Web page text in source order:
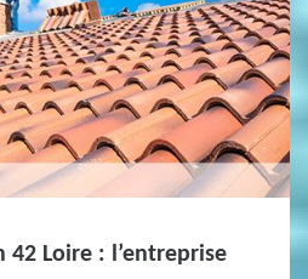
Loire : l’entreprise